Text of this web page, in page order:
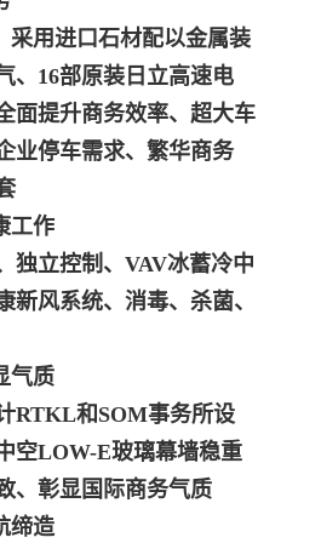
采用进口石材配以金属装
、16部原装日立高速电
面提升商务效率、超大车
业停车需求、繁华商务
工作
独立控制、VAV冰蓄冷中
新风系统、消毒、杀菌、
气质
RTKL和SOM事务所设
空LOW-E玻璃幕墙稳重
、彰显国际商务气质
缔造